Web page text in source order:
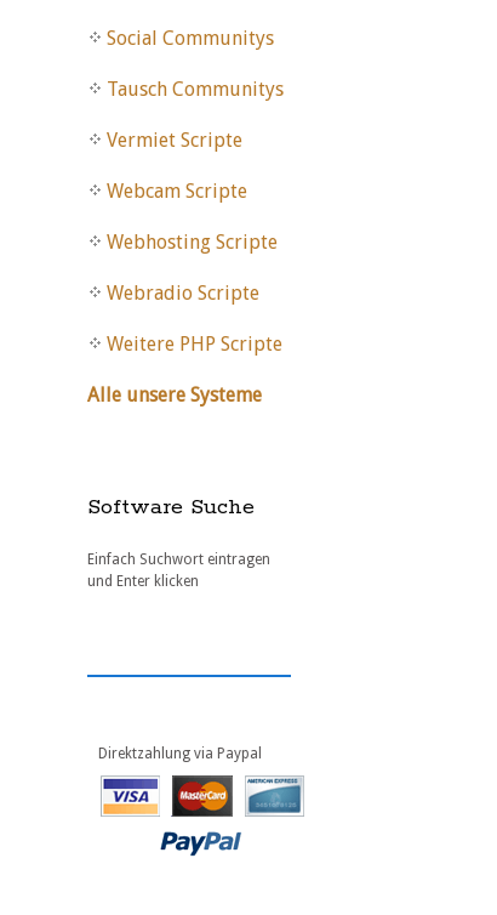
Social Communitys
Tausch Communitys
Vermiet Scripte
Webcam Scripte
Webhosting Scripte
Webradio Scripte
Weitere PHP Scripte
Alle unsere Systeme
Software Suche
Einfach Suchwort eintragen
und Enter klicken
Direktzahlung via Paypal